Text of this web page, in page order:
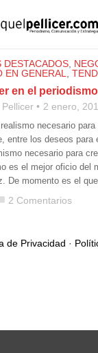
DESTACADOS,
EN GENERAL
en el
2 enero,
necesario para
entre los deseos para
necesario para
es el mejor oficio del
De momento es el
chat_bubble 2 Comentarios
de Privacidad ·